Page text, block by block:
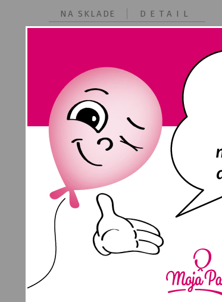
DETAIL
NA SKLADE
Žlté papierové obrúsky so zlatým okrajom 16 ks
DETAIL
NA SKLADE